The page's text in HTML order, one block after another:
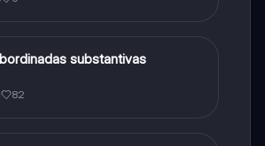
substantivas
82